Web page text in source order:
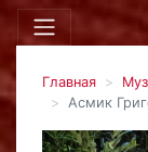
Главная
Асмик